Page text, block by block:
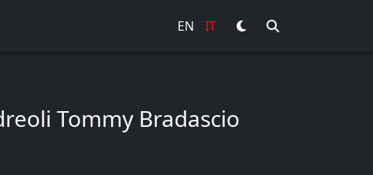
EN IT
Tommy Bradascio